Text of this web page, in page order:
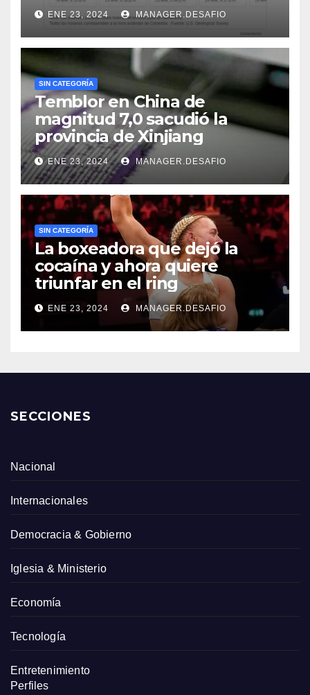
ENE 23, 2024 MANAGER.DESAFIO
SIN CATEGORÍA
Temblor en China de
magnitud 7,0 sacudió la
provincia de Xinjiang
ENE 23, 2024 MANAGER.DESAFIO
SIN CATEGORÍA
La boxeadora que dejó la
cocaína y ahora quiere
triunfar en el ring​
ENE 23, 2024 MANAGER.DESAFIO
SECCIONES
Nacional
Internacionales
Democracia & Gobierno
Iglesia & Ministerio
Economía
Tecnología
Entretenimiento
Perfiles